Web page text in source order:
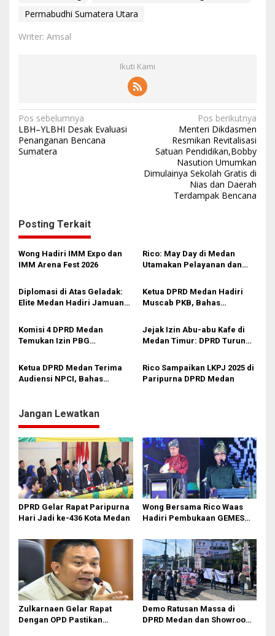
Permabudhi Sumatera Utara
Writer: Amsal
Ikuti Kami
N
a
v
s
i
p
s
Pos sebelumnya
LBH–YLBHI Desak Evaluasi
Penanganan Bencana
Sumatera
Pos berikutnya
Menteri Dikdasmen
Resmikan Revitalisasi
Satuan Pendidikan,Bobby
Nasution Umumkan
Dimulainya Sekolah Gratis di
Nias dan Daerah
Terdampak Bencana
Posting Terkait
Wong Hadiri IMM Expo dan
IMM Arena Fest 2026
Rico: May Day di Medan
Utamakan Pelayanan dan
Diplomasi di Atas Geladak:
Elite Medan Hadiri Jamuan
Ketua DPRD Medan Hadiri
Muscab PKB, Bahas
Strategis Partai
Komisi 4 DPRD Medan
Temukan Izin PBG
Jejak Izin Abu-abu Kafe di
Medan Timur: DPRD Turun
PBG Dipertanyakan
Ketua DPRD Medan Terima
Audiensi NPCI, Bahas
Rico Sampaikan LKPJ 2025 di
Paripurna DPRD Medan
Jangan Lewatkan
DPRD Gelar Rapat Paripurna
Hari Jadi ke-436 Kota Medan
Wong Bersama Rico Waas
Hadiri Pembukaan GEMES
Zulkarnaen Gelar Rapat
Dengan OPD Pastikan
Demo Ratusan Massa di
DPRD Medan dan Showroom